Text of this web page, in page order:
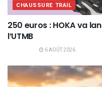
CHAUSSURE TRAIL
250 euros : HOKA va
l’UTMB
6 AOÛT 2026